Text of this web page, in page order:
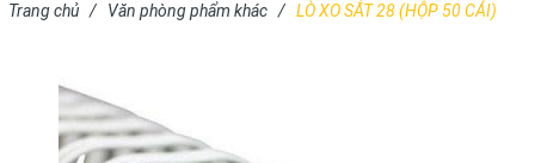
Trang chủ / Văn phòng phẩm khác / LÒ XO SẮT 28 (HỘP 50 CÁI)